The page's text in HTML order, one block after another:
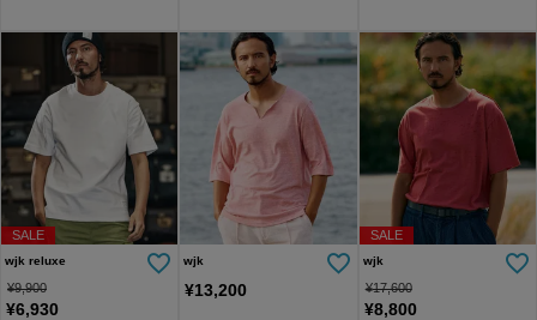
SALE
wjk reluxe
¥9,900
¥6,930
wjk
¥13,200
SALE
wjk
¥17,600
¥8,800